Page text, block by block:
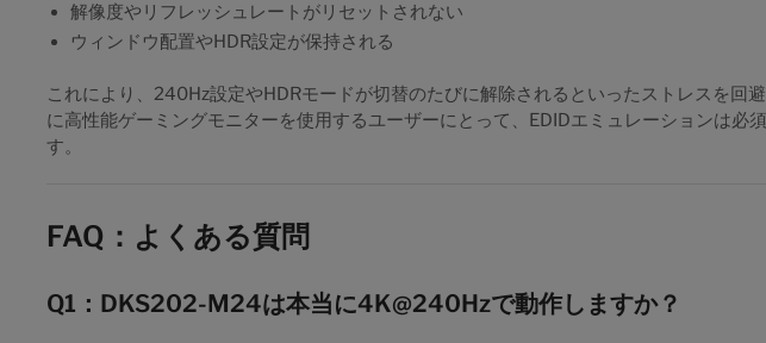
解像度やリフレッシュレートがリセットされない
ウィンドウ配置やHDR設定が保持される
これにより、240Hz設定やHDRモードが切替のたびに解除されるといったストレスを回
に高性能ゲーミングモニターを使用するユーザーにとって、EDIDエミュレーションは必
す。
FAQ：よくある質問
Q1：DKS202-M24は本当に4K@240Hzで動作しますか？